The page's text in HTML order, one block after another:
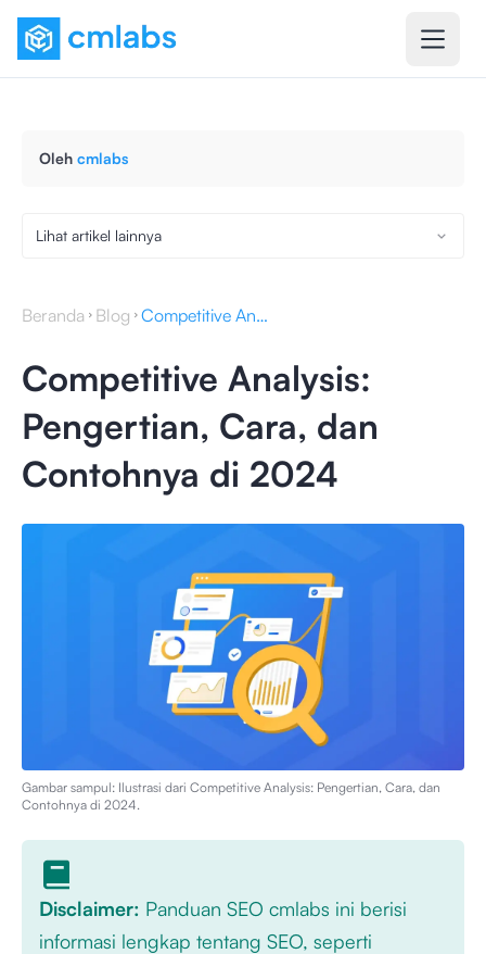
Oleh cmlabs
Lihat artikel lainnya
Beranda Blog Competitive Analysis: Pengertian, Cara, dan Contohnya di 2024
Competitive Analysis:
Pengertian, Cara, dan
Contohnya di 2024
Gambar sampul: Ilustrasi dari Competitive Analysis: Pengertian, Cara, dan
Contohnya di 2024.
Disclaimer: Panduan SEO cmlabs ini berisi
informasi lengkap tentang SEO, seperti